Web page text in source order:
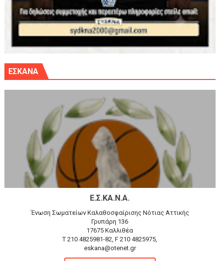
ΕΣΚΑΝΑ
Ε.Σ.ΚΑ.Ν.Α.
Ένωση Σωματείων Καλαθοσφαίρισης Νότιας Αττικής
Γρυπάρη 136
17675 Καλλιθέα
T 210 4825981-82, F 210 4825975,
eskana@otenet.gr